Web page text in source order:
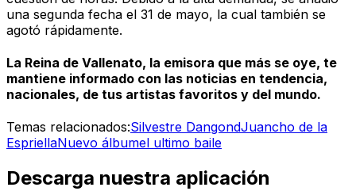
una segunda fecha el 31 de mayo, la cual también se
agotó rápidamente.
La Reina de Vallenato, la emisora que más se oye, te
mantiene informado con las noticias en tendencia,
nacionales, de tus artistas favoritos y del mundo.
Temas relacionados:Silvestre DangondJuancho de la
EspriellaNuevo álbumel ultimo baile
Descarga nuestra aplicación